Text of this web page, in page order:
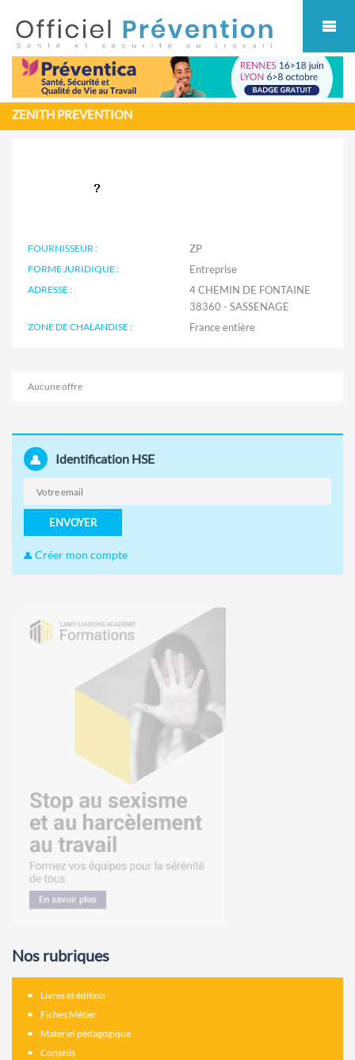
ZENITH PREVENTION
FOURNISSEUR : ZP
FORME JURIDIQUE : Entreprise
ADRESSE :
4 CHEMIN DE FONTAINE
38360 - SASSENAGE
ZONE DE CHALANDISE :
Aucune offre
Identification HSE
ENVOYER
Créer mon compte
Nos rubriques
Livres et édition
Fiches Métier
Materiel pédagogique
Conseils